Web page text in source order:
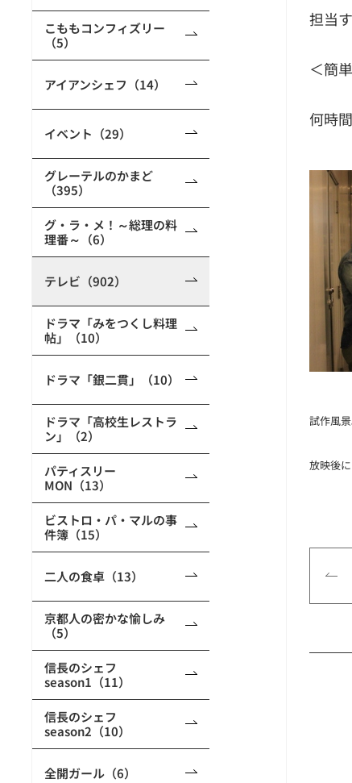
こももコンフィズリー
（5）
アイアンシェフ（14）
イベント（29）
グレーテルのかまど
（395）
グ・ラ・メ！～総理の料
理番～（6）
テレビ（902）
ドラマ「みをつくし料理
帖」（10）
ドラマ「銀二貫」（10）
ドラマ「高校生レストラ
ン」（2）
パティスリー
MON（13）
ビストロ・パ・マルの事
件簿（15）
二人の食卓（13）
京都人の密かな愉しみ
（5）
信長のシェフ
season1（11）
信長のシェフ
season2（10）
全開ガール（6）
担当
＜簡
何時
試作風
放映後